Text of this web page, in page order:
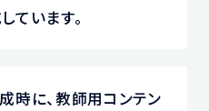
ています。
時に、教師用コンテン